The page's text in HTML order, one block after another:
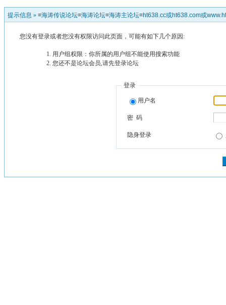
提示信息 » ≡海涛传说论坛≡海涛论坛≡海涛主论坛≡ht638.cc或ht638.com或
您没有登录或者您没有权限访问此页面，可能有如下几个原因:
用户组权限：你所属的用户组不能使用搜索功能
您还不是论坛会员,请先登录论坛
登录
用户名
密 码
隐身登录